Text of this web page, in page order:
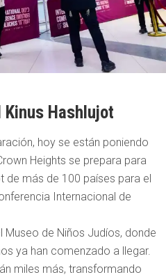
Kinus Hashlujot
hoy se están poniendo
Heights se prepara para
de más de 100 países para el
Internacional de
Museo de Niños Judíos, donde
ya han comenzado a llegar.
miles más, transformando